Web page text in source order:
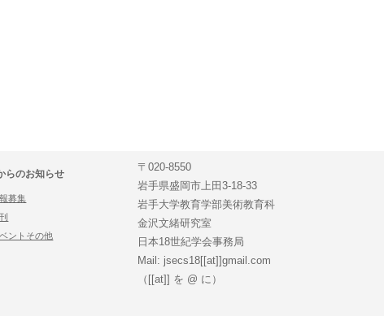
らのお知らせ
募集
ントその他
〒020-8550
岩手県盛岡市上田3-18-33
岩手大学教育学部美術教育科
金沢文緒研究室
日本18世紀学会事務局
Mail: jsecs18[[at]]gmail.com
（[[at]] を @ に）